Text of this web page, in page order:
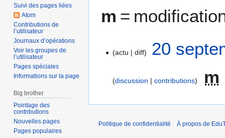
m =
actu diff 20
discussion contributions m
Suivi des pages liées
Atom
Contributions de
l’utilisateur
Journaux d’opérations
Voir les groupes de
l’utilisateur
Pages spéciales
Informations sur la page
Big brother
Pointage des
contributions
Nouvelles pages
Pages populaires
Politique de confidentialité À propos de